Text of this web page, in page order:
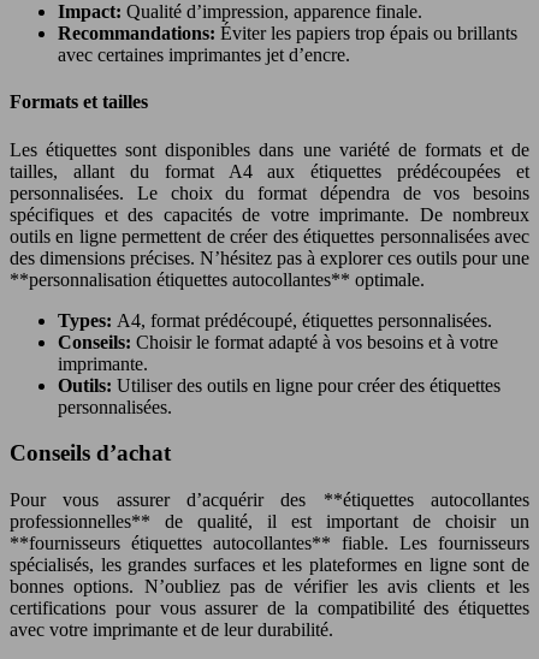
Impact: Qualité d’impression, apparence finale.
Recommandations: Éviter les papiers trop épais ou brillants
avec certaines imprimantes jet d’encre.
Formats et tailles
Les étiquettes sont disponibles dans une variété de formats et de
tailles, allant du format A4 aux étiquettes prédécoupées et
personnalisées. Le choix du format dépendra de vos besoins
spécifiques et des capacités de votre imprimante. De nombreux
outils en ligne permettent de créer des étiquettes personnalisées avec
des dimensions précises. N’hésitez pas à explorer ces outils pour une
**personnalisation étiquettes autocollantes** optimale.
Types: A4, format prédécoupé, étiquettes personnalisées.
Conseils: Choisir le format adapté à vos besoins et à votre
imprimante.
Outils: Utiliser des outils en ligne pour créer des étiquettes
personnalisées.
Conseils d’achat
Pour vous assurer d’acquérir des **étiquettes autocollantes
professionnelles** de qualité, il est important de choisir un
**fournisseurs étiquettes autocollantes** fiable. Les fournisseurs
spécialisés, les grandes surfaces et les plateformes en ligne sont de
bonnes options. N’oubliez pas de vérifier les avis clients et les
certifications pour vous assurer de la compatibilité des étiquettes
avec votre imprimante et de leur durabilité.